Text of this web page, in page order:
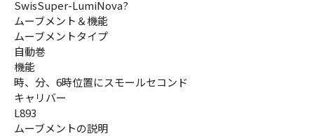
SwisSuper-LumiNova?
ムーブメント＆機能
ムーブメントタイプ
自動巻
機能
時、分、6時位置にスモールセコンド
キャリバー
L893
ムーブメントの説明